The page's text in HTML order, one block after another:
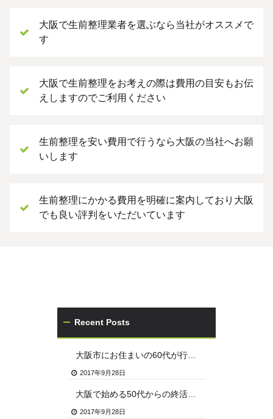
大阪で生前整理業者を選ぶなら当社がオススメで
す
大阪で生前整理をお考えの際は費用の目安もお伝
えしますのでご利用ください
生前整理を安い費用で行うなら大阪の当社へお願
いします
生前整理にかかる費用を明確に案内しており大阪
でも良い評判をいただいています
Recent Posts
2017年9月28日
2017年9月28日